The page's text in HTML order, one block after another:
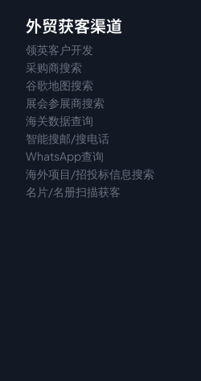
外贸获客渠道
领英客户开发
采购商搜索
谷歌地图搜索
展会参展商搜索
海关数据查询
智能搜邮/搜电话
WhatsApp查询
海外项目/招投标信息搜索
名片/名册扫描获客